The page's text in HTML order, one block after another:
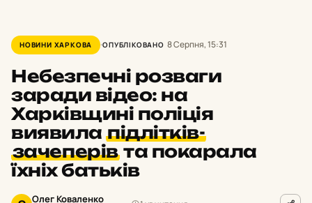
НОВИНИ ХАРКОВА ОПУБЛІКОВАНО 8 Серпня, 15:31
Небезпечні розваги
заради відео: на
Харківщині поліція
виявилапідлітків-
зачеперівта покарала
їхніх батьків
Олег Коваленко